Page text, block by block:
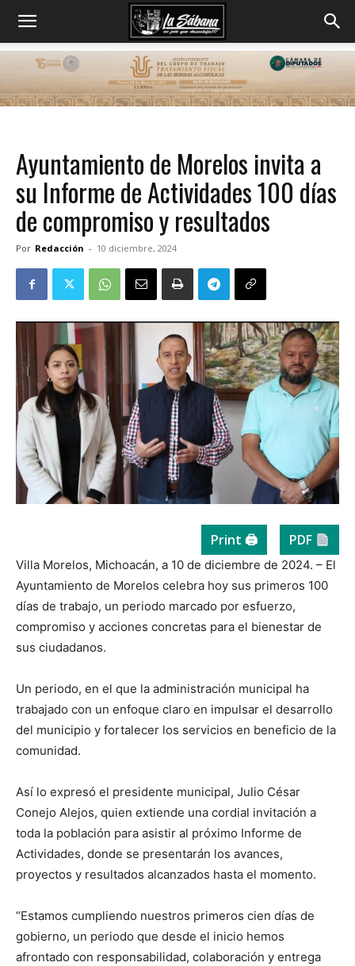
Ayuntamiento de Morelos invita a
su Informe de Actividades 100 días
de compromiso y resultados
Por Redacción - 10 diciembre, 2024
Print 🖨 PDF
Villa Morelos, Michoacán, a 10 de diciembre de 2024. – El
Ayuntamiento de Morelos celebra hoy sus primeros 100
días de trabajo, un periodo marcado por esfuerzo,
compromiso y acciones concretas para el bienestar de
sus ciudadanos.
Un periodo, en el que la administración municipal ha
trabajado con un enfoque claro en impulsar el desarrollo
del municipio y fortalecer los servicios en beneficio de la
comunidad.
Así lo expresó el presidente municipal, Julio César
Conejo Alejos, quien extiende una cordial invitación a
toda la población para asistir al próximo Informe de
Actividades, donde se presentarán los avances,
proyectos y resultados alcanzados hasta el momento.
“Estamos cumpliendo nuestros primeros cien días de
gobierno, un periodo que desde el inicio hemos
afrontado con responsabilidad, colaboración y entrega